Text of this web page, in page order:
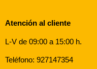
Atención al cliente
L-V de 09:00 a 15:00 h.
Teléfono: 927147354